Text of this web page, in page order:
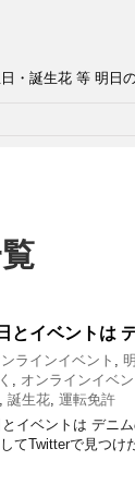
・誕生花 等 明日
とイベントは
ラインイベント ,
, オンラインイベン
, 誕生花, 運転免許
イベントは デニ
てTwitterで見つけ